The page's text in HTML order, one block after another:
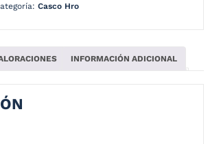
Casco Hro
INFORMACIÓN ADICIONAL